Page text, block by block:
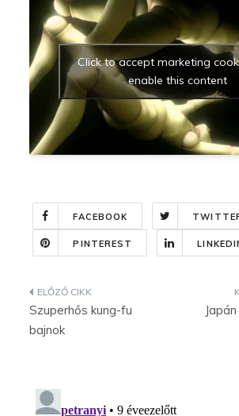
Click to accept marketing
enable this content
FACEBOOK
PINTEREST
Bejegyzés
navigáció
Szuperhős kung-fu
bajnok